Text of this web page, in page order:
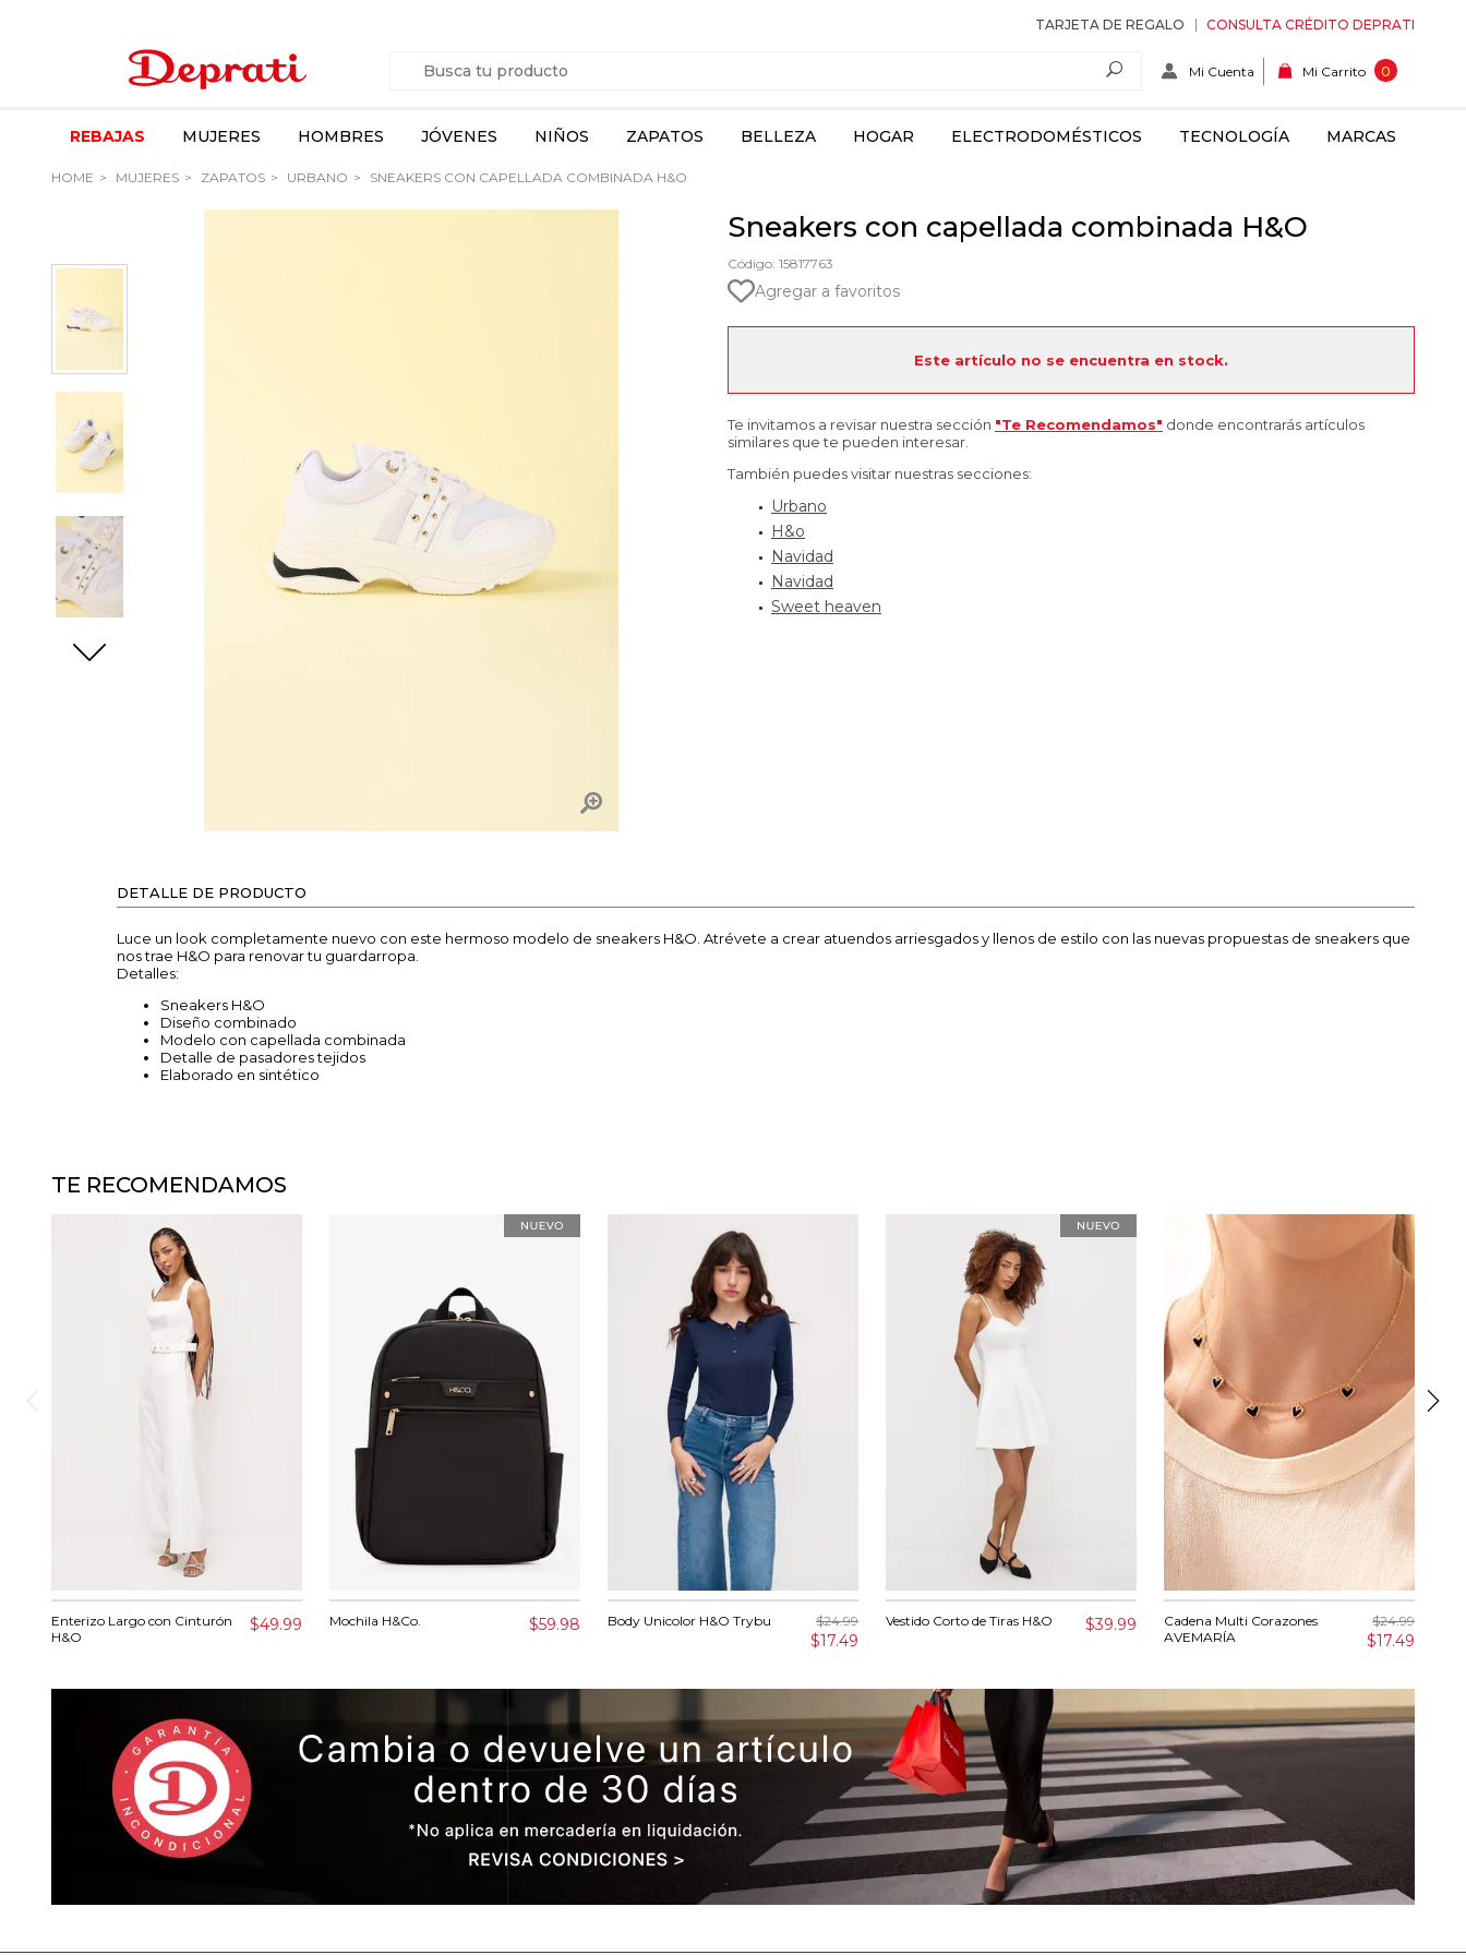
TARJETA DE REGALO CONSULTA CRÉDITO DEPRATI
Mi Cuenta Mi Carrito 0
REBAJAS MUJERES HOMBRES JÓVENES NIÑOS ZAPATOS BELLEZA HOGAR ELECTRODOMÉSTICOS TECNOLOGÍA MARCAS
HOME MUJERES ZAPATOS URBANO SNEAKERS CON CAPELLADA COMBINADA H&O
Sneakers con capellada combinada H&O
Código: 15817763
Agregar a favoritos
Este artículo no se encuentra en stock.
Te invitamos a revisar nuestra sección "Te Recomendamos" donde encontrarás artículos
similares que te pueden interesar.
También puedes visitar nuestras secciones:
Urbano
H&o
Navidad
Navidad
Sweet heaven
DETALLE DE PRODUCTO
Luce un look completamente nuevo con este hermoso modelo de sneakers H&O. Atrévete a crear atuendos arriesgados y llenos de estilo con las nuevas propuestas de sneakers que
nos trae H&O para renovar tu guardarropa.
Detalles:
Sneakers H&O
Diseño combinado
Modelo con capellada combinada
Detalle de pasadores tejidos
Elaborado en sintético
TE RECOMENDAMOS
Enterizo Largo con Cinturón
H&O
$49.99 Mochila H&Co. $59.98 Body Unicolor H&O Trybu $24.99
$17.49
Vestido Corto de Tiras H&O $39.99
Cadena Multi Corazones
AVEMARÍA
$24.99
$17.49